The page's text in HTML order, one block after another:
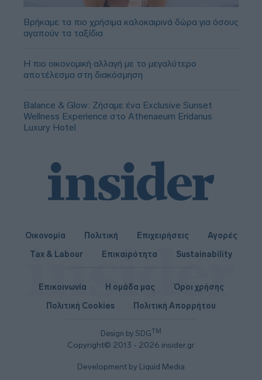
Βρήκαμε τα πιο χρήσιμα καλοκαιρινά δώρα για όσους
αγαπούν τα ταξίδια
Η πιο οικονομική αλλαγή με το μεγαλύτερο
αποτέλεσμα στη διακόσμηση
Balance & Glow: Ζήσαμε ένα Exclusive Sunset
Wellness Experience στο Athenaeum Eridanus
Luxury Hotel
Οικονομία Πολιτική Επιχειρήσεις
Αγορές
Tax & Labour
Επικαιρότητα Sustainability
Design by SDGTM
Copyright© 2013 - 2026 insider.gr
Επικοινωνία Η ομάδα μας
Όροι χρήσης
Πολιτική Cookies
Πολιτική Απορρήτου
Development by Liquid Media